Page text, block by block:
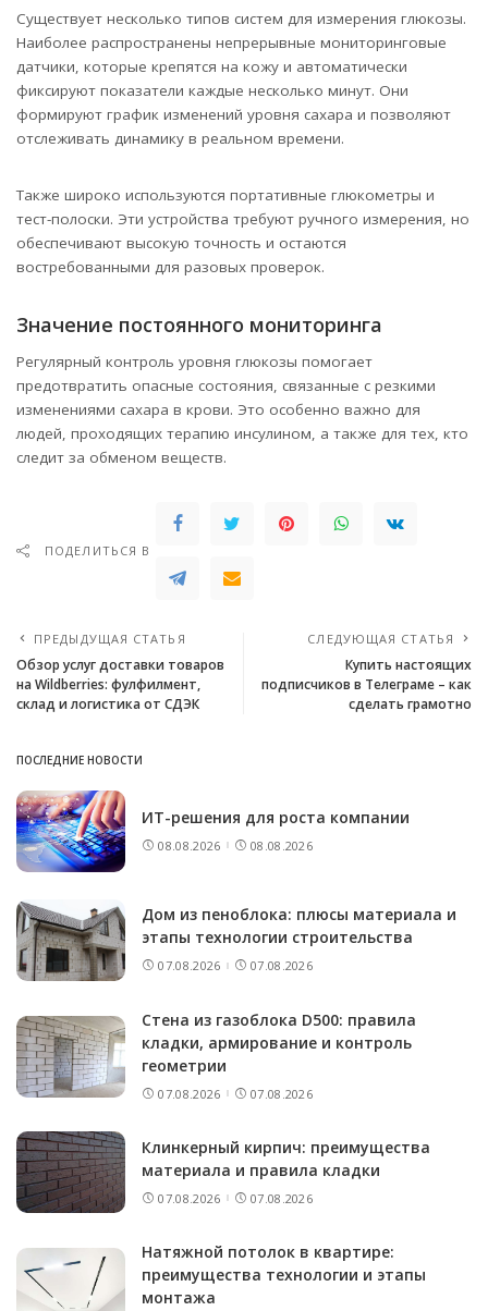
Существует несколько типов систем для измерения глюкозы.
Наиболее распространены непрерывные мониторинговые
датчики, которые крепятся на кожу и автоматически
фиксируют показатели каждые несколько минут. Они
формируют график изменений уровня сахара и позволяют
отслеживать динамику в реальном времени.
Также широко используются портативные глюкометры и
тест-полоски. Эти устройства требуют ручного измерения, но
обеспечивают высокую точность и остаются
востребованными для разовых проверок.
Значение постоянного мониторинга
Регулярный контроль уровня глюкозы помогает
предотвратить опасные состояния, связанные с резкими
изменениями сахара в крови. Это особенно важно для
людей, проходящих терапию инсулином, а также для тех, кто
следит за обменом веществ.
ПОДЕЛИТЬСЯ В
ПРЕДЫДУЩАЯ СТАТЬЯ
Обзор услуг доставки товаров
на Wildberries: фулфилмент,
склад и логистика от СДЭК
СЛЕДУЮЩАЯ СТАТЬЯ
Купить настоящих
подписчиков в Телеграме – как
сделать грамотно
ПОСЛЕДНИЕ НОВОСТИ
ИТ-решения для роста компании
08.08.2026 08.08.2026
Дом из пеноблока: плюсы материала и
этапы технологии строительства
07.08.2026 07.08.2026
Стена из газоблока D500: правила
кладки, армирование и контроль
геометрии
07.08.2026 07.08.2026
Клинкерный кирпич: преимущества
материала и правила кладки
07.08.2026 07.08.2026
Натяжной потолок в квартире:
преимущества технологии и этапы
монтажа